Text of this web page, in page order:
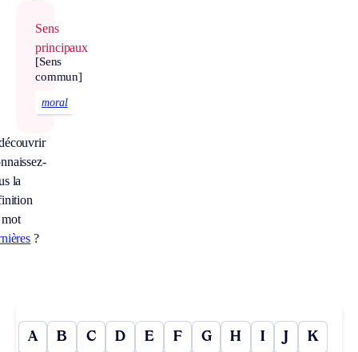
Sens
principaux
[Sens
commun]
moral
la
?
A B C D E F G H I J K